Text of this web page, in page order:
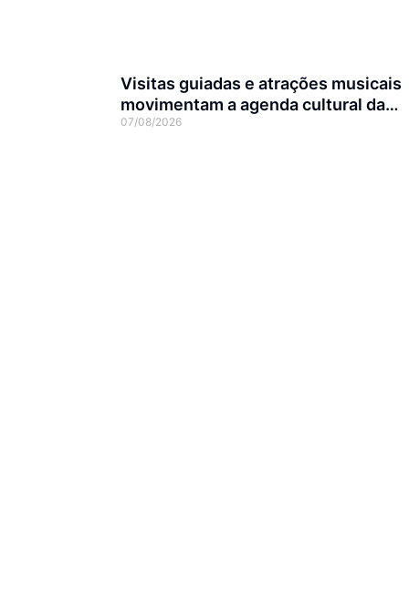
Visitas guiadas e atrações musicais
movimentam a agenda cultural da
semana em Joinville
07/08/2026